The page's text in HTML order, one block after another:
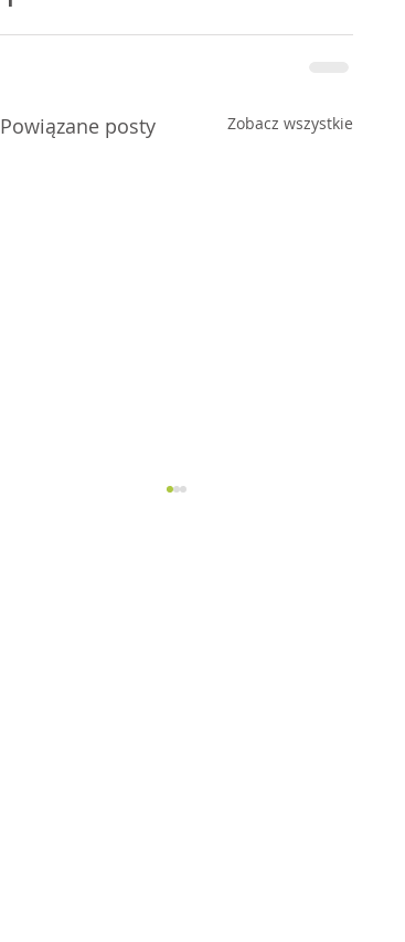
Powiązane posty Zobacz wszystkie